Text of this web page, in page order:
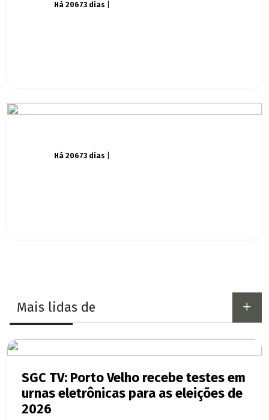
Há 20673 dias
Há 20673 dias
Mais lidas de
SGC TV: Porto Velho recebe testes em
urnas eletrônicas para as eleições de
2026